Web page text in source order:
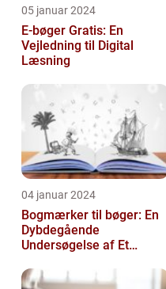
05 januar 2024
E-bøger Gratis: En
Vejledning til Digital
Læsning
04 januar 2024
Bogmærker til bøger: En
Dybdegående
Undersøgelse af Et